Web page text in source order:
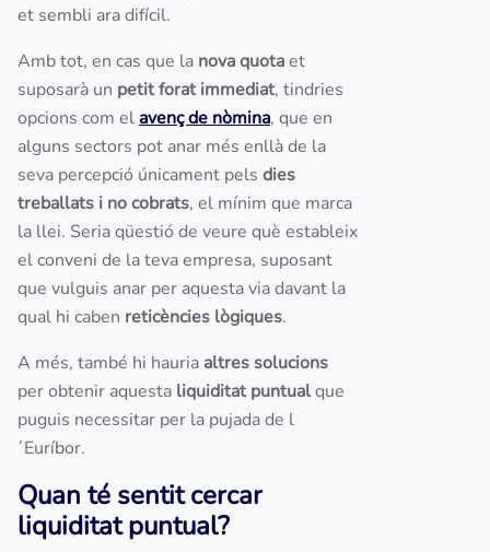
et sembli ara difícil.
Amb tot, en cas que la nova quotaet
suposarà un petit forat immediat, tindries
opcions com elavenç de nòmina, que en
alguns sectors pot anar més enllà de la
seva percepció únicament pels dies
treballats i no cobrats, el mínim que marca
la llei. Seria qüestió de veure què estableix
el conveni de la teva empresa, suposant
que vulguis anar per aquesta via davant la
qual hi caben reticències lògiques.
A més, també hi hauria altres solucions
per obtenir aquesta liquiditat puntualque
puguis necessitar per la pujada de l
´Euríbor.
Quan té sentit cercar
liquiditat puntual?